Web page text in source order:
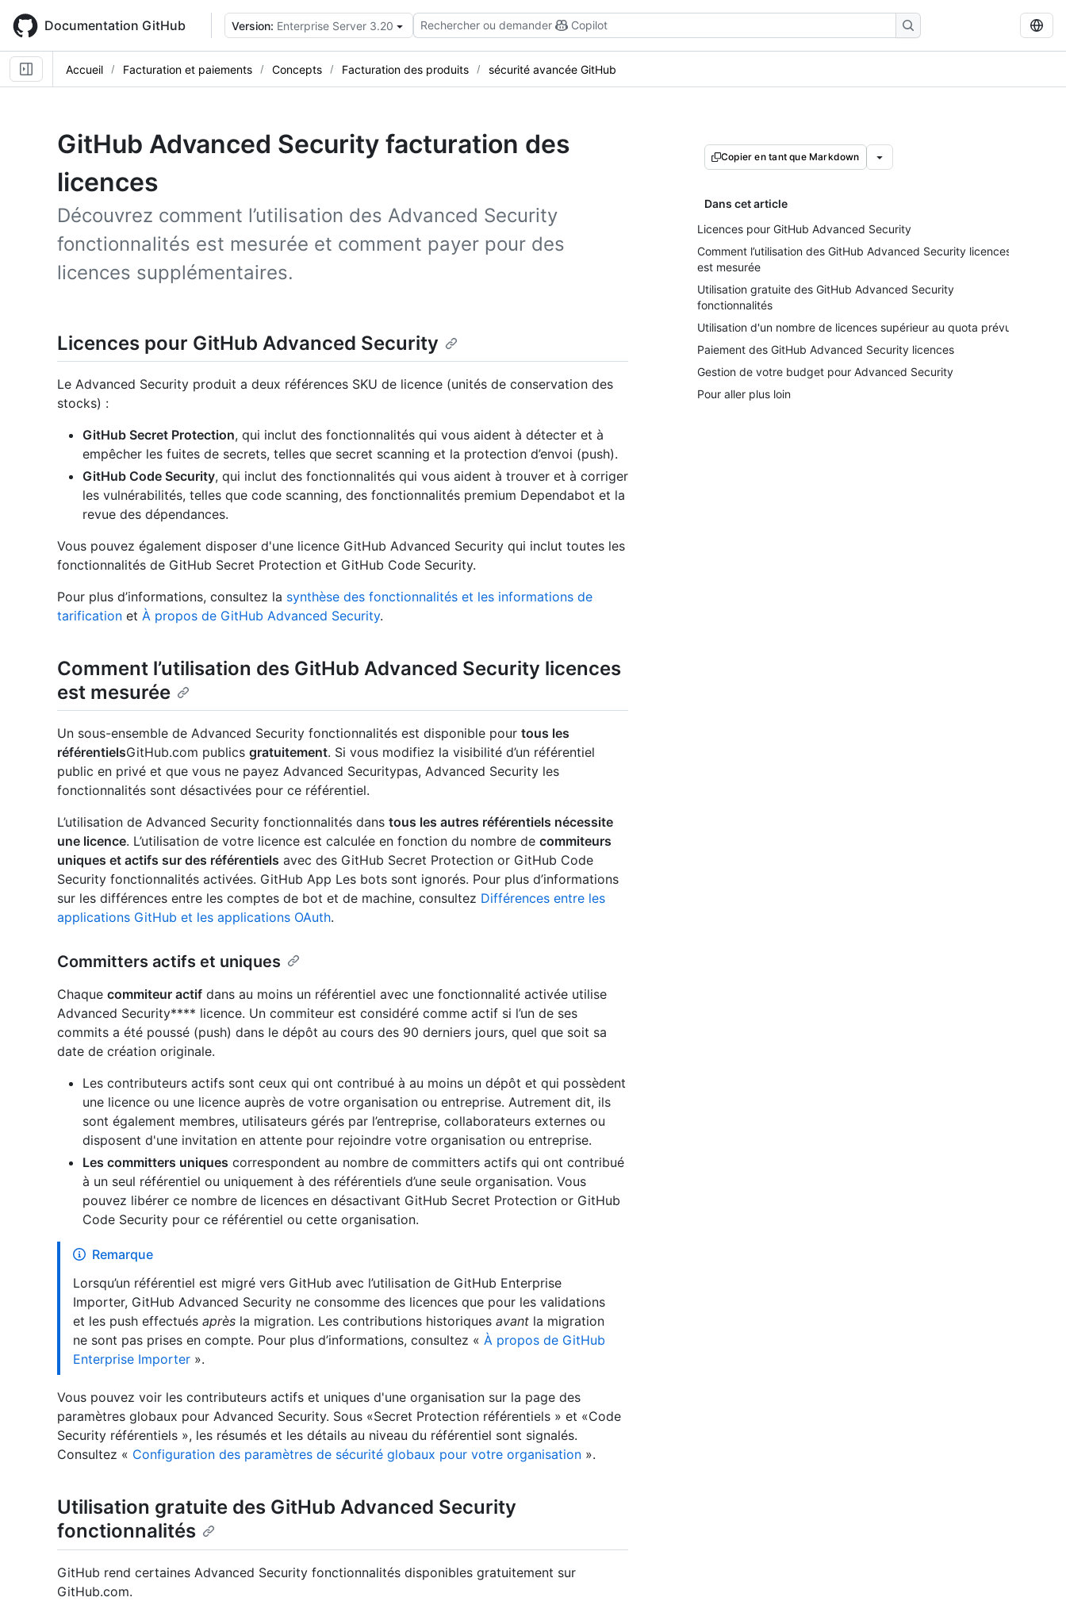
main
content
Documentation GitHub Version: Enterprise Server 3.20 Rechercher ou demander Copilot
Accueil Facturation et paiements Concepts Facturation des produits sécurité avancée GitHub
GitHub Advanced Security facturation des
licences
Découvrez comment l’utilisation des Advanced Security
fonctionnalités est mesurée et comment payer pour des
licences supplémentaires.
Copier en tant que Markdown
Dans cet article
Licences pour GitHub Advanced Security
Comment l’utilisation des GitHub Advanced Security licences
est mesurée
Utilisation gratuite des GitHub Advanced Security
fonctionnalités
Utilisation d'un nombre de licences supérieur au quota prévu
Paiement des GitHub Advanced Security licences
Gestion de votre budget pour Advanced Security
Pour aller plus loin
Licences pour GitHub Advanced Security
Le Advanced Security produit a deux références SKU de licence (unités de conservation des
stocks) :
GitHub Secret Protection, qui inclut des fonctionnalités qui vous aident à détecter et à
empêcher les fuites de secrets, telles que secret scanning et la protection d’envoi (push).
GitHub Code Security, qui inclut des fonctionnalités qui vous aident à trouver et à corriger
les vulnérabilités, telles que code scanning, des fonctionnalités premium Dependabot et la
revue des dépendances.
Vous pouvez également disposer d'une licence GitHub Advanced Security qui inclut toutes les
fonctionnalités de GitHub Secret Protection et GitHub Code Security.
Pour plus d’informations, consultez la synthèse des fonctionnalités et les informations de
tarification et À propos de GitHub Advanced Security.
Comment l’utilisation des GitHub Advanced Security licences
est mesurée
Un sous-ensemble de Advanced Security fonctionnalités est disponible pour tous les
référentielsGitHub.com publics gratuitement. Si vous modifiez la visibilité d’un référentiel
public en privé et que vous ne payez Advanced Securitypas, Advanced Security les
fonctionnalités sont désactivées pour ce référentiel.
L’utilisation de Advanced Security fonctionnalités dans tous les autres référentiels nécessite
une licence. L’utilisation de votre licence est calculée en fonction du nombre de commiteurs
uniques et actifs sur des référentiels avec des GitHub Secret Protection or GitHub Code
Security fonctionnalités activées. GitHub App Les bots sont ignorés. Pour plus d’informations
sur les différences entre les comptes de bot et de machine, consultez Différences entre les
applications GitHub et les applications OAuth.
Committers actifs et uniques
Chaque commiteur actif dans au moins un référentiel avec une fonctionnalité activée utilise
Advanced Security**** licence. Un commiteur est considéré comme actif si l’un de ses
commits a été poussé (push) dans le dépôt au cours des 90 derniers jours, quel que soit sa
date de création originale.
Les contributeurs actifs sont ceux qui ont contribué à au moins un dépôt et qui possèdent
une licence ou une licence auprès de votre organisation ou entreprise. Autrement dit, ils
sont également membres, utilisateurs gérés par l’entreprise, collaborateurs externes ou
disposent d'une invitation en attente pour rejoindre votre organisation ou entreprise.
Les committers uniques correspondent au nombre de committers actifs qui ont contribué
à un seul référentiel ou uniquement à des référentiels d’une seule organisation. Vous
pouvez libérer ce nombre de licences en désactivant GitHub Secret Protection or GitHub
Code Security pour ce référentiel ou cette organisation.
Remarque
Lorsqu’un référentiel est migré vers GitHub avec l’utilisation de GitHub Enterprise
Importer, GitHub Advanced Security ne consomme des licences que pour les validations
et les push effectués après la migration. Les contributions historiques avant la migration
ne sont pas prises en compte. Pour plus d’informations, consultez « À propos de GitHub
Enterprise Importer ».
Vous pouvez voir les contributeurs actifs et uniques d'une organisation sur la page des
paramètres globaux pour Advanced Security. Sous «Secret Protection référentiels » et «Code
Security référentiels », les résumés et les détails au niveau du référentiel sont signalés.
Consultez « Configuration des paramètres de sécurité globaux pour votre organisation ».
Utilisation gratuite des GitHub Advanced Security
fonctionnalités
GitHub rend certaines Advanced Security fonctionnalités disponibles gratuitement sur
GitHub.com.